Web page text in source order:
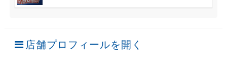
店舗プロフィールを開く